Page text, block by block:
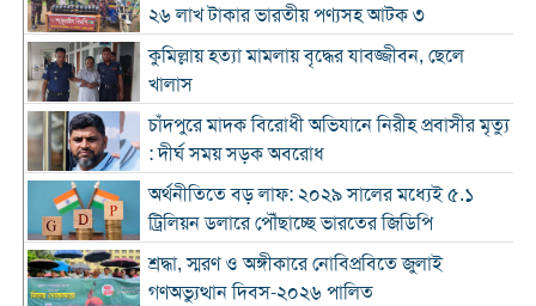
২৬ লাখ টাকার ভারতীয় পণ্যসহ আটক ৩
কুমিল্লায় হত্যা মামলায় বৃদ্ধের যাবজ্জীবন, ছেলে
খালাস
চাঁদপুরে মাদক বিরোধী অভিযানে নিরীহ প্রবাসীর মৃত্যু
: দীর্ঘ সময় সড়ক অবরোধ
অর্থনীতিতে বড় লাফ: ২০২৯ সালের মধ্যেই ৫.১
ট্রিলিয়ন ডলারে পৌঁছাচ্ছে ভারতের জিডিপি
শ্রদ্ধা, স্মরণ ও অঙ্গীকারে নোবিপ্রবিতে জুলাই
গণঅভ্যুত্থান দিবস-২০২৬ পালিত